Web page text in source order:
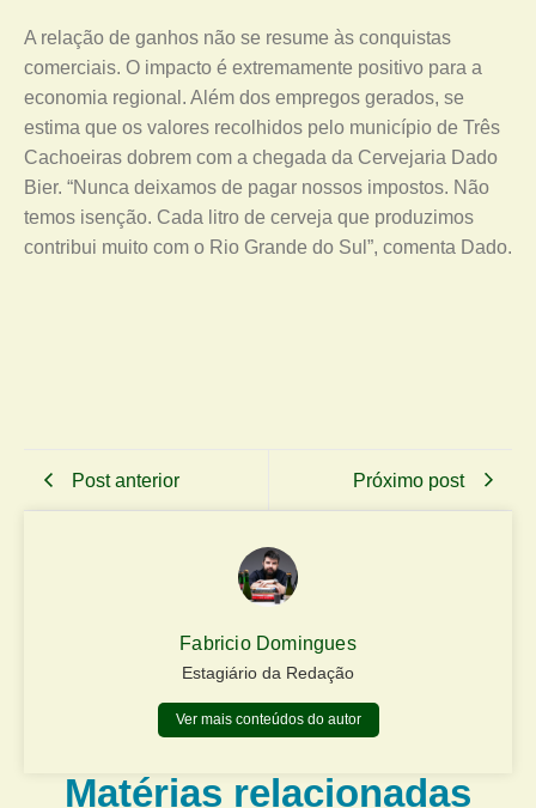
A relação de ganhos não se resume às conquistas
comerciais. O impacto é extremamente positivo para a
economia regional. Além dos empregos gerados, se
estima que os valores recolhidos pelo município de Três
Cachoeiras dobrem com a chegada da Cervejaria Dado
Bier. “Nunca deixamos de pagar nossos impostos. Não
temos isenção. Cada litro de cerveja que produzimos
contribui muito com o Rio Grande do Sul”, comenta Dado.
Post anterior Próximo post
Fabricio Domingues
Estagiário da Redação
Ver mais conteúdos do autor
Matérias relacionadas